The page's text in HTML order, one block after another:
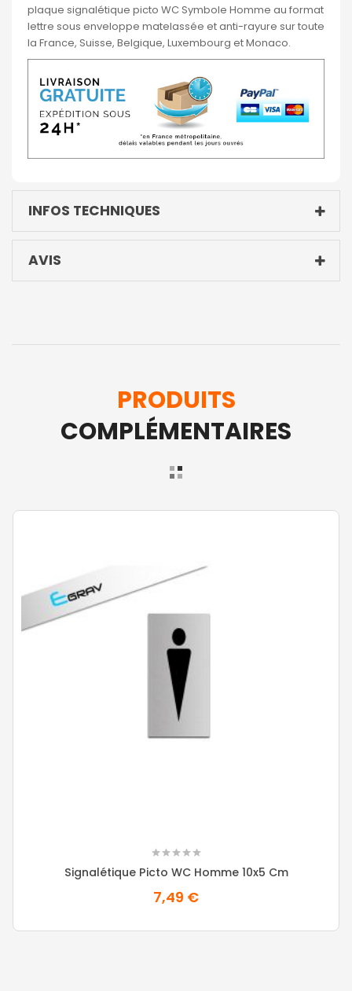
plaque signalétique picto WC Symbole Homme au format
lettre sous enveloppe matelassée et anti-rayure sur toute
la France, Suisse, Belgique, Luxembourg et Monaco.
INFOS TECHNIQUES
AVIS
PRODUITS
COMPLÉMENTAIRES
Signalétique Picto WC Homme 10x5 Cm
7,49 €